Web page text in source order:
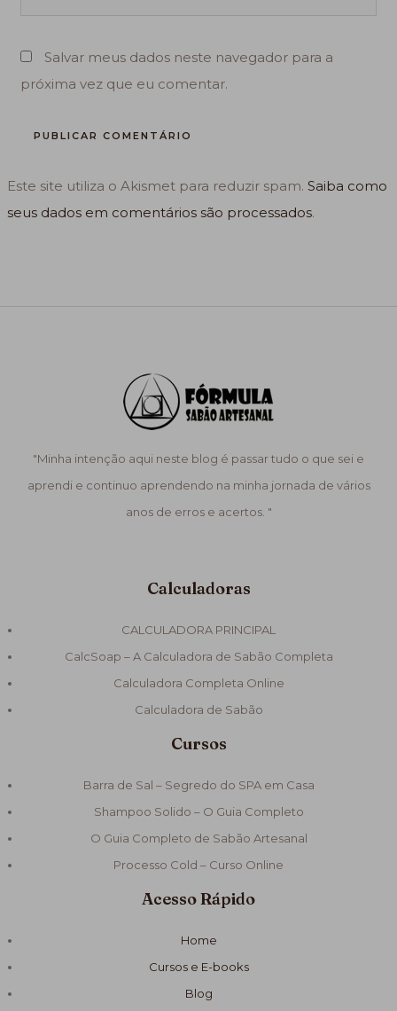
Salvar meus dados neste navegador para a
próxima vez que eu comentar.
Este site utiliza o Akismet para reduzir spam.Saiba como
seus dados em comentários são processados.
"Minha intenção aqui neste blog é passar tudo o que sei e
aprendi e continuo aprendendo na minha jornada de vários
anos de erros e acertos. "
Calculadoras
CALCULADORA PRINCIPAL
CalcSoap – A Calculadora de Sabão Completa
Calculadora Completa Online
Calculadora de Sabão
Cursos
Barra de Sal – Segredo do SPA em Casa
Shampoo Solido – O Guia Completo
O Guia Completo de Sabão Artesanal
Processo Cold – Curso Online
Acesso Rápido
Home
Cursos e E-books
Blog